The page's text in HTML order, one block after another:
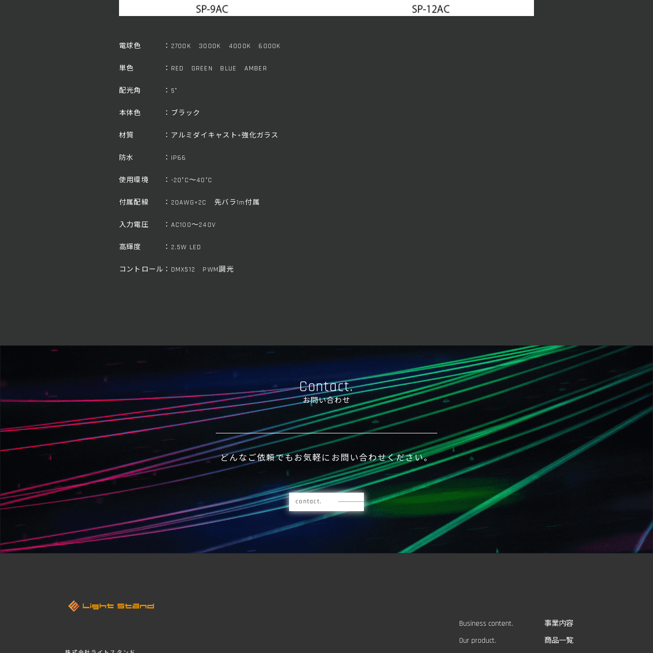
電球色 ：2700K 3000K 4000K 6000K
単色 ：RED GREEN BLUE AMBER
配光角 ：5°
本体色 ：ブラック
材質 ：アルミダイキャスト+強化ガラス
防水 ：IP66
使用環境 ：-20°C～40°C
付属配線 ：20AWG×2C 先バラ1m付属
入力電圧 ：AC100～240V
高輝度 ：2.5W LED
コントロール：DMX512 PWM調光
Contact.
お問い合わせ
どんなご依頼でもお気軽にお問い合わせください。
contact.
Business content.
事業内容
Our product.
商品一覧